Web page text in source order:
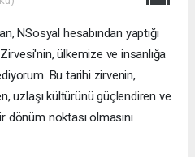
NSosyal hesabından yaptığı
ülkemize ve insanlığa
Bu tarihi zirvenin,
uzlaşı kültürünü güçlendiren ve
dönüm noktası olmasını